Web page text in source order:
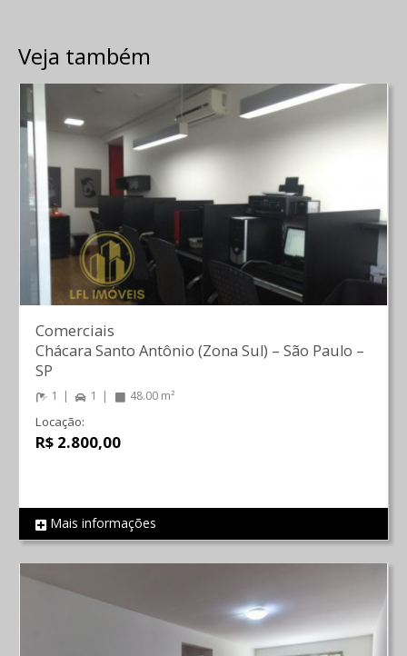
Veja também
REF 478
Comerciais
Chácara Santo Antônio (Zona Sul) – São Paulo –
SP
1 1 48.00 m²
Locação:
R$ 2.800,00
Mais informações